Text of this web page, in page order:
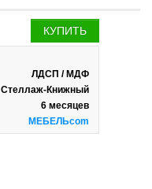
КУПИТЬ
ЛДСП / МДФ
Стеллаж-Книжный
6 месяцев
МЕБЕЛЬcom